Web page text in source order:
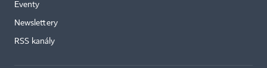
Eventy
Newslettery
RSS kanály